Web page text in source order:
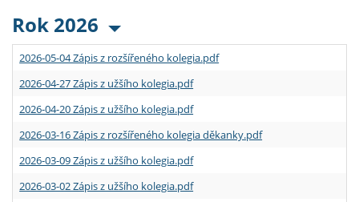
Rok 2026
2026-05-04 Zápis z rozšířeného kolegia.pdf
2026-04-27 Zápis z užšího kolegia.pdf
2026-04-20 Zápis z užšího kolegia.pdf
2026-03-16 Zápis z rozšířeného kolegia děkanky.pdf
2026-03-09 Zápis z užšího kolegia.pdf
2026-03-02 Zápis z užšího kolegia.pdf